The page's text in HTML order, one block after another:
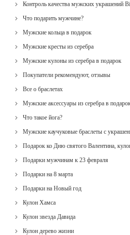
Контроль качества мужских украшений
Что подарить мужчине?
Мужские кольца в подарок
Мужские кресты из серебра
Мужские кулоны из серебра в подарок
Покупатели рекомендуют, отзывы
Все о браслетах
Мужские аксессуары из серебра в
Что такое йога?
Мужские каучуковые браслеты с
Подарок ко Дню святого Валентина,
Подарки мужчинам к 23 февраля
Подарки на 8 марта
Подарки на Новый год
Кулон Хамса
Кулон звезда Давида
Кулон дерево жизни